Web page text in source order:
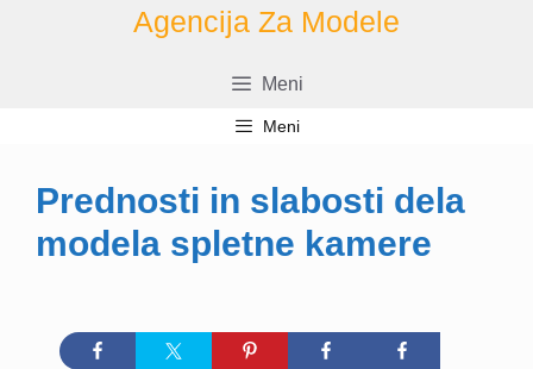
Agencija Za Modele
Meni
Meni
Prednosti in slabosti dela
modela spletne kamere